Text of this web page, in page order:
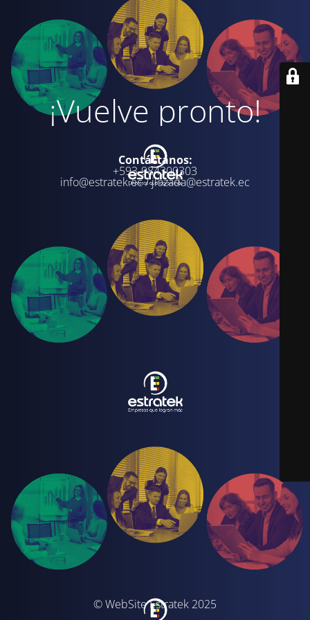
¡Vuelve pronto!
Contáctanos:
+593-984300303
info@estratek.ec / jlozada@estratek.ec
© WebSite Estratek 2025